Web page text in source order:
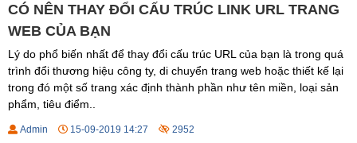
CÓ NÊN THAY ĐỔI CẤU TRÚC LINK URL TRANG
WEB CỦA BẠN
Lý do phổ biến nhất để thay đổi cấu trúc URL của bạn là trong quá
trình đổi thương hiệu công ty, di chuyển trang web hoặc thiết kế lại
trong đó một số trang xác định thành phần như tên miền, loại sản
phẩm, tiêu điểm..
Admin 15-09-2019 14:27 2952